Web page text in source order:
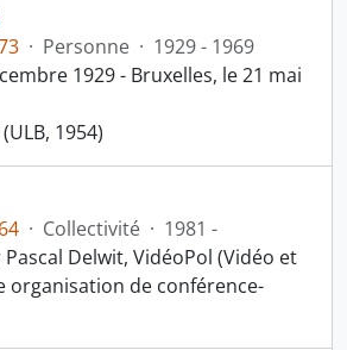
· Personne · 1929 - 1969
1929 - Bruxelles, le 21 mai
1954)
· Collectivité · 1981 -
Delwit, VidéoPol (Vidéo et
organisation de conférence-